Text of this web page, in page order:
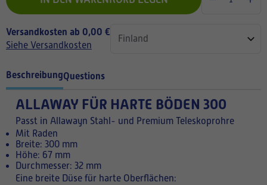
Versandkosten ab 0,00 €
Siehe Versandkosten
BeschreibungQuestions
ALLAWAY FÜR HARTE BÖDEN 300
Passt in Allawayn Stahl- und Premium Teleskoprohre
Mit Raden
Breite: 300 mm
Höhe: 67 mm
Durchmesser: 32 mm
Eine breite Düse für harte Oberflächen: